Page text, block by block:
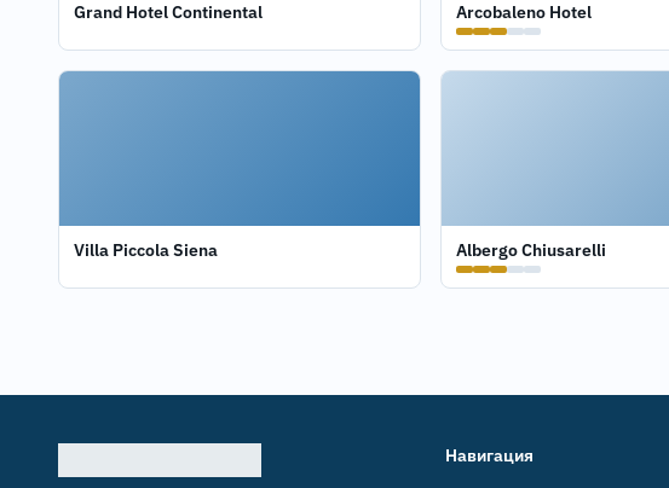
Grand Hotel Continental Arcobaleno Hotel
Villa Piccola Siena Albergo Chiusarelli
Навигация